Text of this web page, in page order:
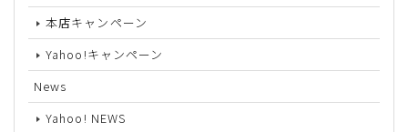
本店キャンペーン
Yahoo!キャンペーン
News
Yahoo! NEWS